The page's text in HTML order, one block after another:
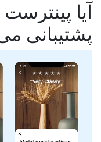
پشتیبانی